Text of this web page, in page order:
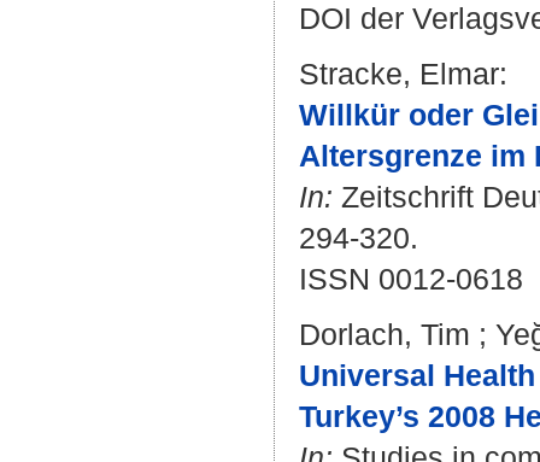
DOI der
Stracke, Elmar:
Willkür oder
Altersgrenze im
In: Zeitschrift
294-320.
ISSN 0012-0618
Dorlach, Tim ;
Universal
Turkey’s 2008